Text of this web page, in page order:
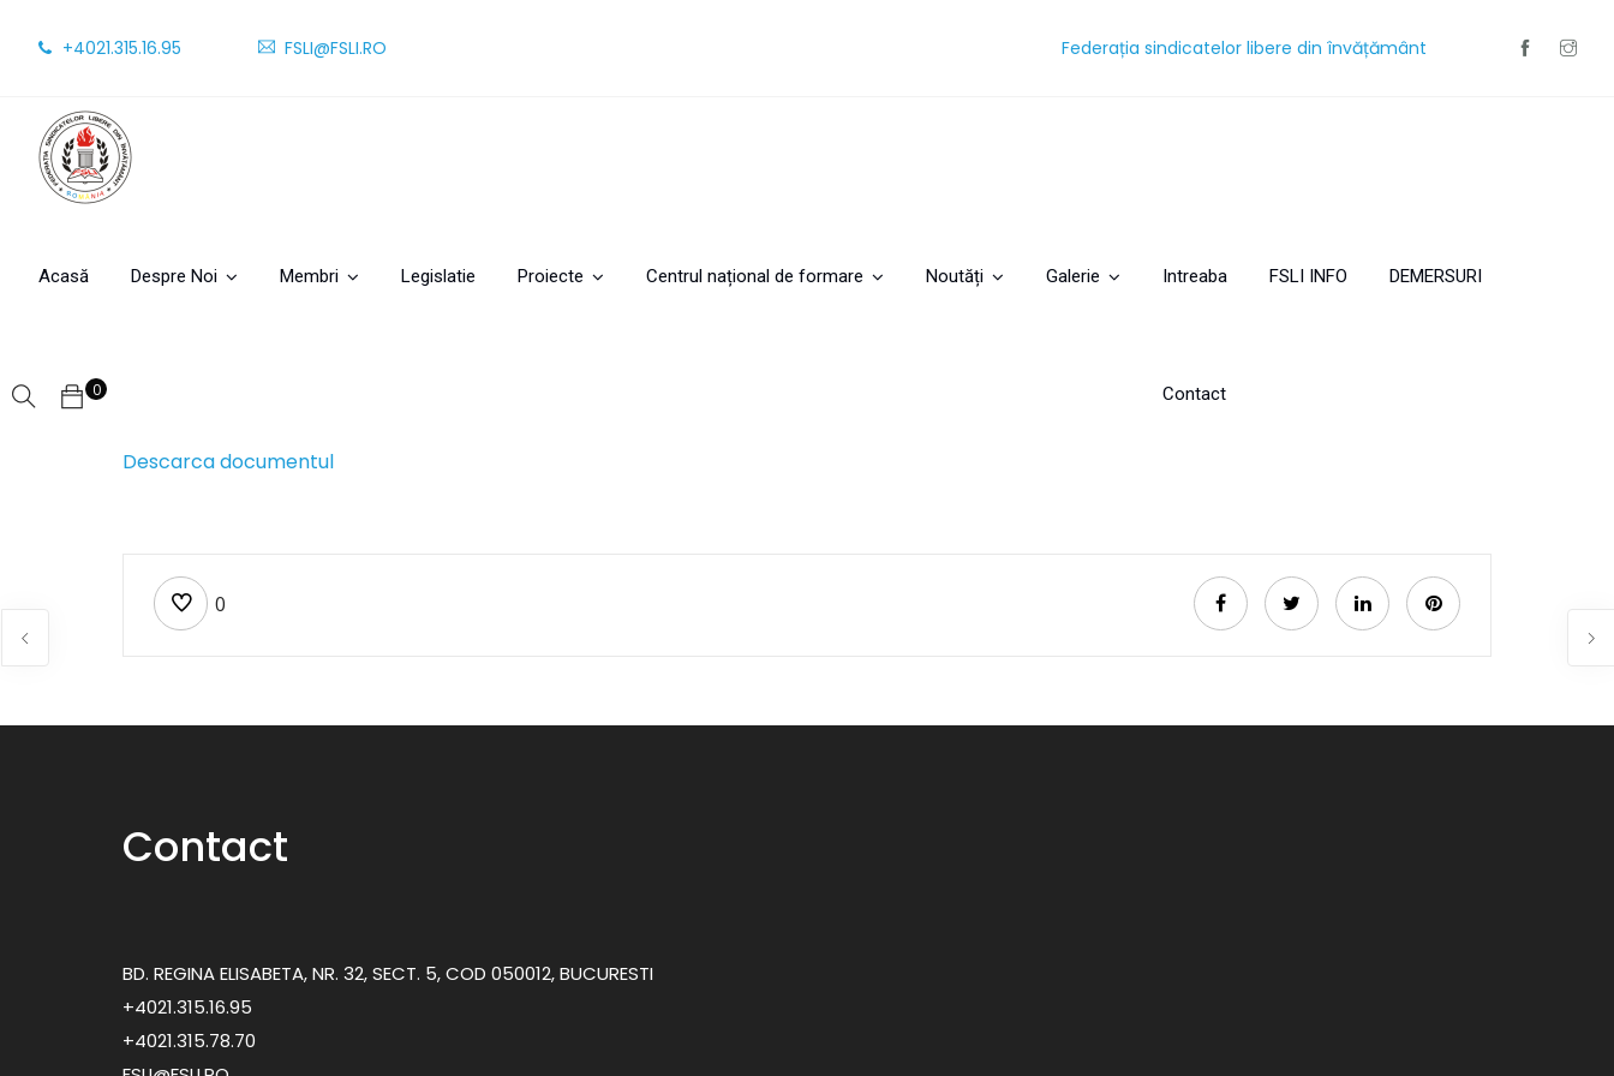
+4021.315.16.95 FSLI@FSLI.RO Federația sindicatelor libere din învățământ
Acasă Despre Noi Membri Legislatie Proiecte Centrul național de formare Noutăți Galerie Intreaba FSLI INFO DEMERSURI
Contact
0
Descarca documentul
0
Contact
BD. REGINA ELISABETA, NR. 32, SECT. 5, COD 050012, BUCURESTI
+4021.315.16.95
+4021.315.78.70